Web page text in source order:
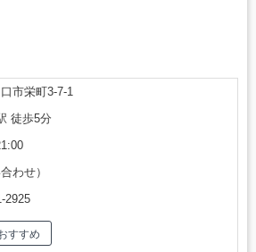
市栄町3-7-1
徒歩5分
わせ）
2925
すすめ